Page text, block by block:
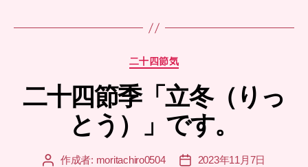
カ
ゴ
リ
二十四節気
二十四節季「立冬（りっ
とう）」です。
投 作成者: moritachiro0504
投
2023年11月7日